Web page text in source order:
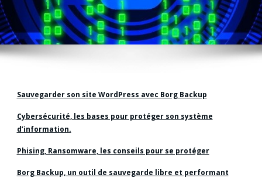
Sauvegarder son site WordPress avec Borg Backup
Cybersécurité, les bases pour protéger son système
d’information.
Phising, Ransomware, les conseils pour se protéger
Borg Backup, un outil de sauvegarde libre et performant